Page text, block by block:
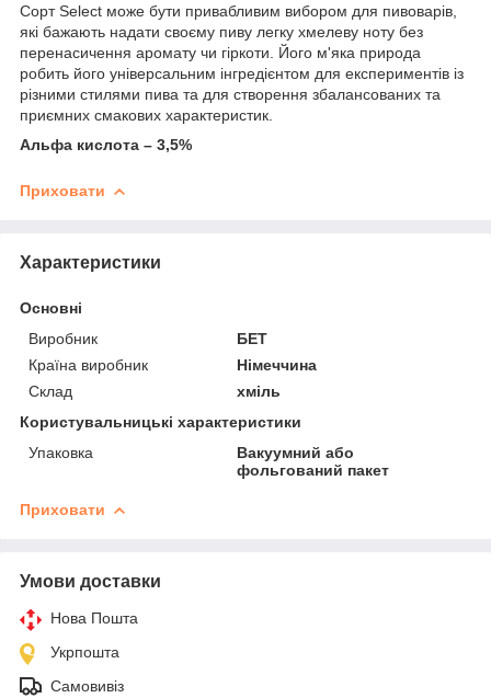
Сорт Select може бути привабливим вибором для пивоварів,
які бажають надати своєму пиву легку хмелеву ноту без
перенасичення аромату чи гіркоти. Його м'яка природа
робить його універсальним інгредієнтом для експериментів із
різними стилями пива та для створення збалансованих та
приємних смакових характеристик.
Альфа кислота – 3,5%
Приховати
Характеристики
Основні
Виробник
БЕТ
Країна виробник
Німеччина
Склад
хміль
Користувальницькі характеристики
Упаковка
Вакуумний або
фольгований пакет
Приховати
Умови доставки
Нова Пошта
Укрпошта
Самовивіз